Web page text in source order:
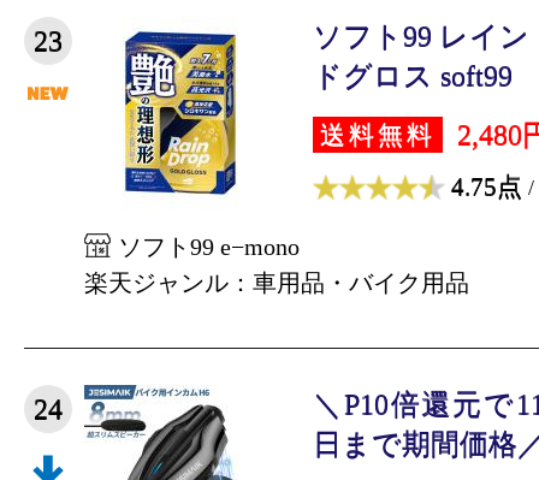
23
ソフト99 レイ
ドグロス soft99
送料無料 2,480
4.75点 /
ソフト99 e−mono
楽天ジャンル：車用品・バイク用品
24
＼P10倍還元で
日まで期間価格